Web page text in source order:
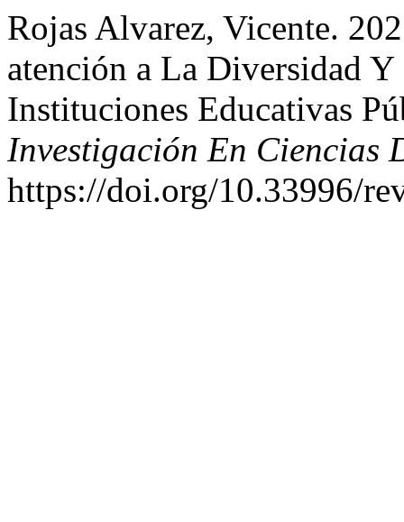
Rojas Alvarez, Vicente.
atención a La Diversidad
Instituciones Educativas
Investigación En Ciencias
https://doi.org/10.33996/